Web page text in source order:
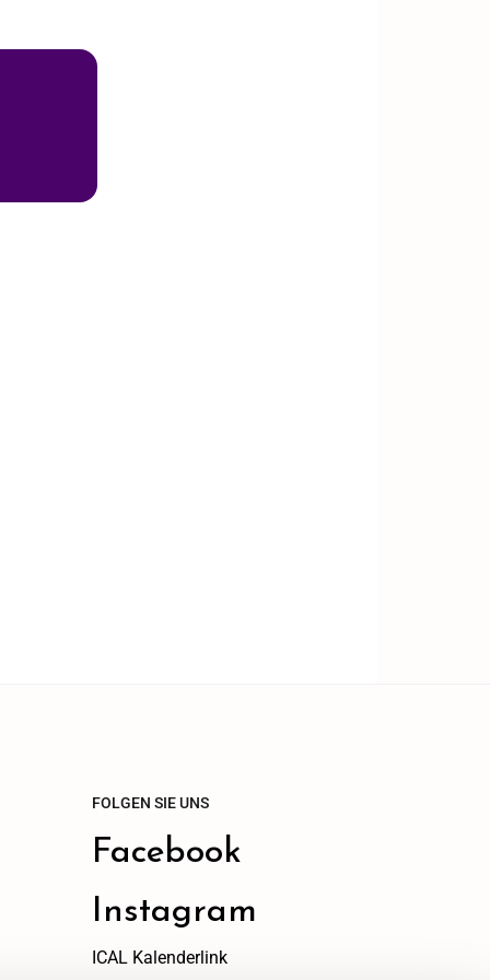
FOLGEN SIE UNS
Facebook
Instagram
ICAL Kalenderlink